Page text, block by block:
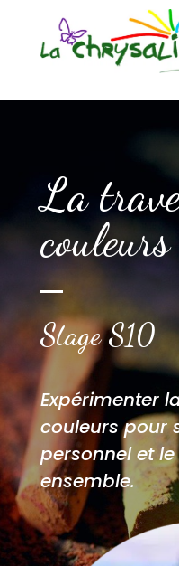
La
couleurs
Stage S10
Expérimenter
couleurs pour
personnel et
ensemble.